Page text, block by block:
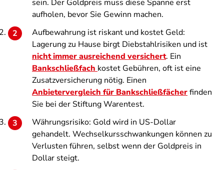
sein. Der Goldpreis muss diese Spanne erst
aufholen, bevor Sie Gewinn machen.
Aufbewahrung ist riskant und kostet Geld:
Lagerung zu Hause birgt Diebstahlrisiken und ist
nicht immer ausreichend versichert. Ein
Bankschließfach kostet Gebühren, oft ist eine
Zusatzversicherung nötig. Einen
Anbietervergleich für Bankschließfächerfinden
Sie bei der Stiftung Warentest.
Währungsrisiko: Gold wird in US-Dollar
gehandelt. Wechselkursschwankungen können zu
Verlusten führen, selbst wenn der Goldpreis in
Dollar steigt.